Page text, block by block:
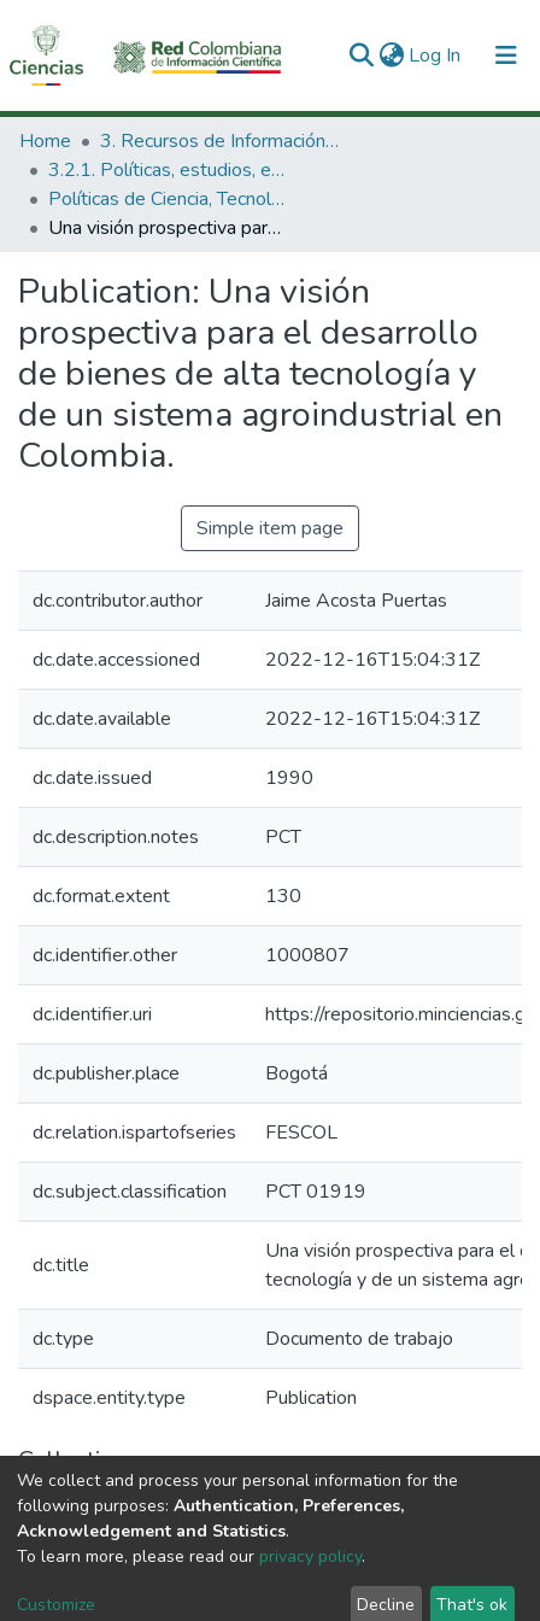
Log In (current)
Communities & Collections
All of DSpace
Statistics
Home
3. Recursos de Información Científica y Tecnológica
3.2.1. Políticas, estudios, evaluaciones e indicadores de CTeI
Políticas de Ciencia, Tecnología e Innovación
Una visión prospectiva para el desarrollo de bienes de alta tecnología y de un sistema agroindustrial en Colombia.
Publication: Una visión
prospectiva para el desarrollo
de bienes de alta tecnología y
de un sistema agroindustrial en
Colombia.
Simple item page
dc.contributor.author Jaime Acosta Puertas
dc.date.accessioned 2022-12-16T15:04:31Z
dc.date.available 2022-12-16T15:04:31Z
dc.date.issued 1990
dc.description.notes PCT
dc.format.extent 130
dc.identifier.other 1000807
dc.identifier.uri https://
dc.publisher.place Bogotá
dc.relation.ispartofseries FESCOL
dc.subject.classification PCT 01919
dc.title
Una visión prospectiva para el
tecnología y de un sistema
dc.type Documento de trabajo
dspace.entity.type Publication
Collections
Políticas de Ciencia, Tecnología e Innovación
DSpace software copyright © 2002-2026
Cookie
End User
Send
We collect and process your personal information for the
following purposes: Authentication, Preferences,
Acknowledgement and Statistics.
To learn more, please read our privacy policy.
Customize Decline That's ok